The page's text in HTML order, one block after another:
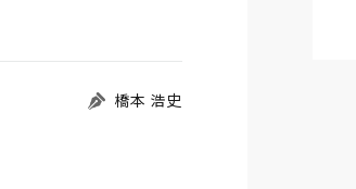
橋本 浩史